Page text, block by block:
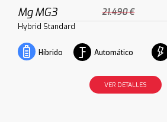
Mg MG3 21.490 €
Hybrid Standard
Híbrido Automático
VER DETALLES